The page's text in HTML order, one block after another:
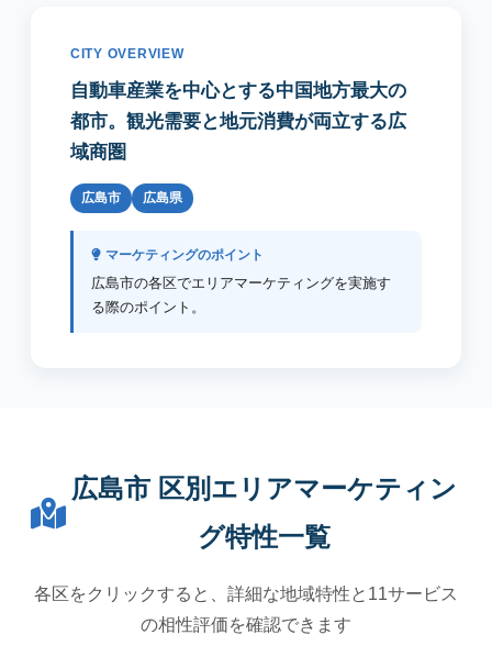
CITY OVERVIEW
自動車産業を中心とする中国地方最大の
都市。観光需要と地元消費が両立する広
域商圏
広島市 広島県
マーケティングのポイント
広島市の各区でエリアマーケティングを実施す
る際のポイント。
広島市 区別エリアマーケティン
グ特性一覧
各区をクリックすると、詳細な地域特性と11サービス
の相性評価を確認できます